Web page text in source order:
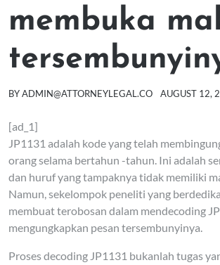
membuka
BYADMIN@ATTORNEYLEGAL.CO AUGUST 12,
[ad_1]
JP1131 adalah kode yang telah
orang selama bertahun -tahun. Ini adalah
dan huruf yang tampaknya tidak memiliki
Namun, sekelompok peneliti yang
membuat terobosan dalam mendecoding
mengungkapkan pesan tersembunyinya.
Proses decoding JP1131 bukanlah tugas